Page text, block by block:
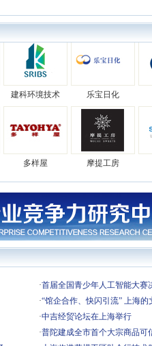
建科环境技术 乐宝日化
多样屋 摩提工房
翼集分 淮安电子
建科环境技术 乐宝日化
·首届全国青少年人工智能大赛
·​“馆企合作、快闪引流” 上海
·​中吉经贸论坛在上海举行
·普陀建成全市首个大宗商品可